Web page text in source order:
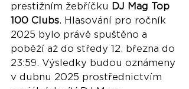
prestižním žebříčku DJ Mag Top
100 Clubs. Hlasování pro ročník
2025 bylo právě spuštěno a
poběží až do středy 12. března do
23:59. Výsledky budou oznámeny
v dubnu 2025 prostřednictvím